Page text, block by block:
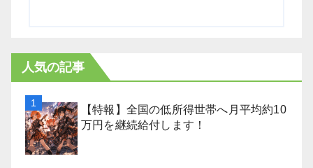
人気の記事
【特報】全国の低所得世帯へ月平均約10
万円を継続給付します！